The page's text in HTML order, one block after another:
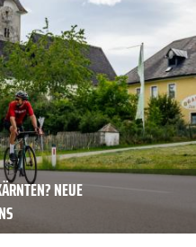
NEUE